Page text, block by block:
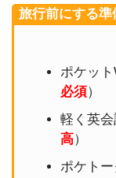
旅行前にする準
ポケッ
必須）
軽く英
高）
ポケト